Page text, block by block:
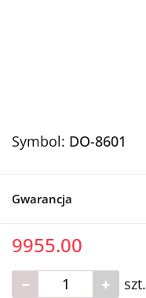
Symbol: DO-8601
Gwarancja
9955.00
szt.